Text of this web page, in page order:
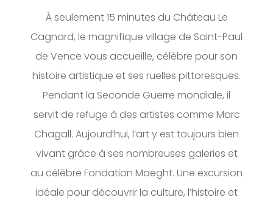
À seulement 15 minutes du Château Le
Cagnard, le magnifique village de Saint-Paul
de Vence vous accueille, célèbre pour son
histoire artistique et ses ruelles pittoresques.
Pendant la Seconde Guerre mondiale, il
servit de refuge à des artistes comme Marc
Chagall. Aujourd’hui, l’art y est toujours bien
vivant grâce à ses nombreuses galeries et
au célèbre Fondation Maeght. Une excursion
idéale pour découvrir la culture, l’histoire et